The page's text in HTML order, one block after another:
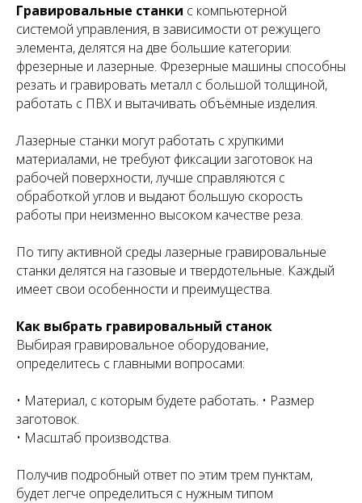
Гравировальные станки с компьютерной
системой управления, в зависимости от режущего
элемента, делятся на две большие категории:
фрезерные и лазерные. Фрезерные машины способны
резать и гравировать металл с большой толщиной,
работать с ПВХ и вытачивать объёмные изделия.
Лазерные станки могут работать с хрупкими
материалами, не требуют фиксации заготовок на
рабочей поверхности, лучше справляются с
обработкой углов и выдают большую скорость
работы при неизменно высоком качестве реза.
По типу активной среды лазерные гравировальные
станки делятся на газовые и твердотельные. Каждый
имеет свои особенности и преимущества.
Как выбрать гравировальный станок
Выбирая гравировальное оборудование,
определитесь с главными вопросами:
• Материал, с которым будете работать. • Размер
заготовок.
• Масштаб производства.
Получив подробный ответ по этим трем пунктам,
будет легче определиться с нужным типом